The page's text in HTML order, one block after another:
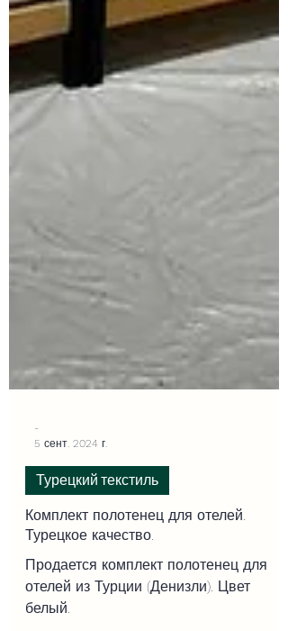
5 сент. 2024 г.
Турецкий текстиль
Комплект полотенец для отелей.
Турецкое качество.
Продается комплект полотенец для
отелей из Турции (Денизли). Цвет